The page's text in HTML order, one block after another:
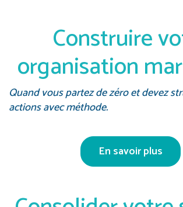
Construire
organisation
Quand vous partez de zéro et devez
actions avec méthode.
En savoir plus